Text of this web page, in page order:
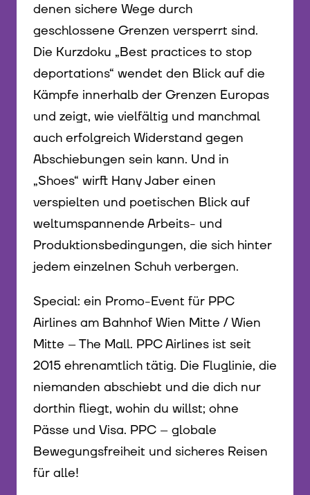
denen sichere Wege durch
geschlossene Grenzen versperrt sind.
Die Kurzdoku „Best practices to stop
deportations“ wendet den Blick auf die
Kämpfe innerhalb der Grenzen Europas
und zeigt, wie vielfältig und manchmal
auch erfolgreich Widerstand gegen
Abschiebungen sein kann. Und in
„Shoes“ wirft Hany Jaber einen
verspielten und poetischen Blick auf
weltumspannende Arbeits- und
Produktionsbedingungen, die sich hinter
jedem einzelnen Schuh verbergen.
Special: ein Promo-Event für PPC
Airlines am Bahnhof Wien Mitte / Wien
Mitte – The Mall. PPC Airlines ist seit
2015 ehrenamtlich tätig. Die Fluglinie, die
niemanden abschiebt und die dich nur
dorthin fliegt, wohin du willst; ohne
Pässe und Visa. PPC – globale
Bewegungsfreiheit und sicheres Reisen
für alle!